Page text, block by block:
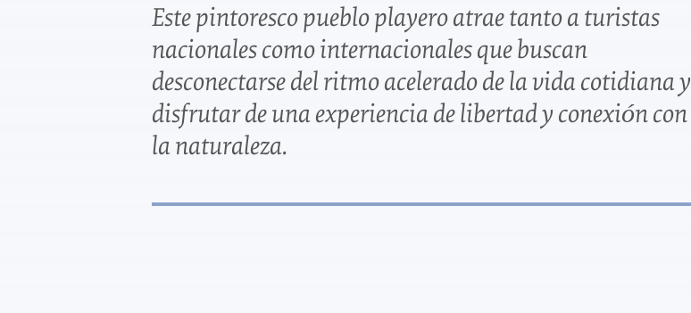
Este pintoresco pueblo playero atrae tanto a turistas
nacionales como internacionales que buscan
desconectarse del ritmo acelerado de la vida cotidiana y
disfrutar de una experiencia de libertad y conexión con
la naturaleza.